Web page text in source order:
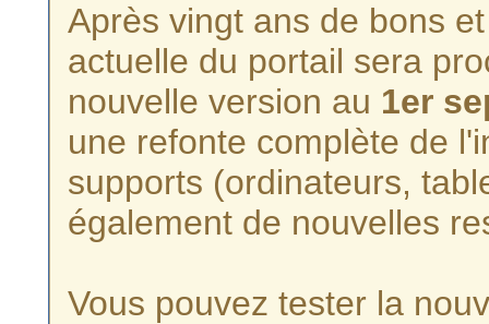
Après vingt ans de bons
actuelle du portail sera
nouvelle version au 1er
une refonte complète de
supports (ordinateurs,
également de nouvelles
Vous pouvez tester la